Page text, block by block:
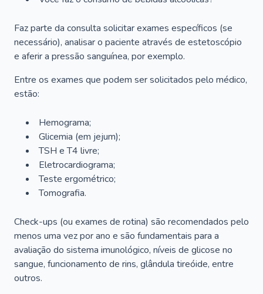
Faz parte da consulta solicitar exames específicos (se
necessário), analisar o paciente através de estetoscópio
e aferir a pressão sanguínea, por exemplo.
Entre os exames que podem ser solicitados pelo médico,
estão:
Hemograma;
Glicemia (em jejum);
TSH e T4 livre;
Eletrocardiograma;
Teste ergométrico;
Tomografia.
Check-ups (ou exames de rotina) são recomendados pelo
menos uma vez por ano e são fundamentais para a
avaliação do sistema imunológico, níveis de glicose no
sangue, funcionamento de rins, glândula tireóide, entre
outros.